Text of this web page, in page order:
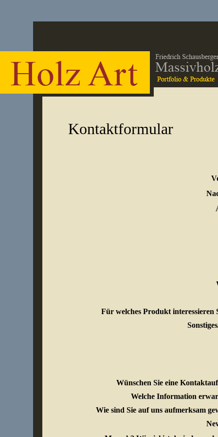
Kontaktformular
Für welches Produkt interessieren
Wünschen Sie eine
Welche Information
Wie sind Sie auf uns aufmerksam